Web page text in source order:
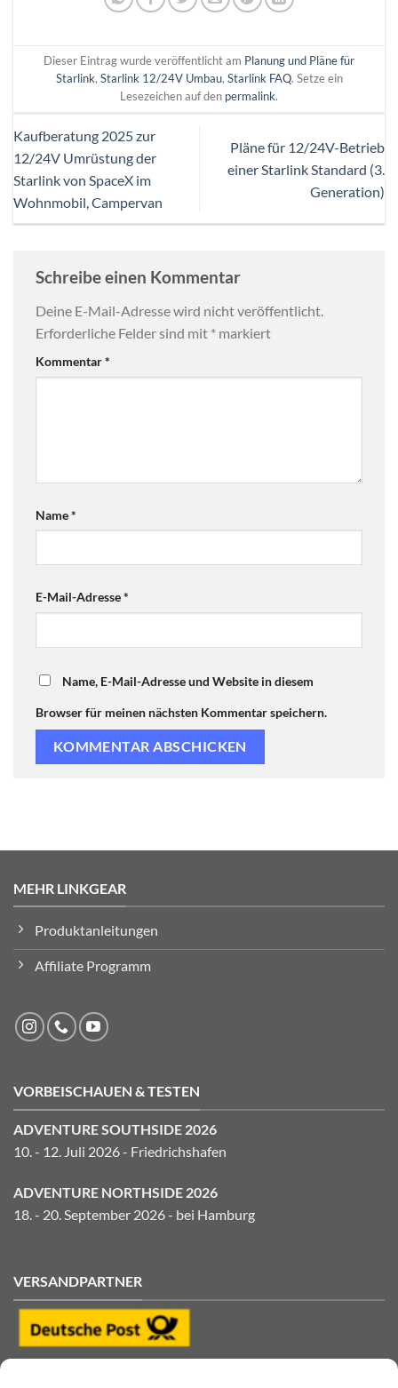
Dieser Eintrag wurde veröffentlicht am Planung und Pläne für
Starlink, Starlink 12/24V Umbau, Starlink FAQ. Setze ein
Lesezeichen auf den permalink.
Kaufberatung 2025 zur
12/24V Umrüstung der
Starlink von SpaceX im
Wohnmobil, Campervan
Pläne für 12/24V-Betrieb
einer Starlink Standard (3.
Generation)
Schreibe einen Kommentar
Deine E-Mail-Adresse wird nicht veröffentlicht.
Erforderliche Felder sind mit * markiert
Kommentar*
Name*
E-Mail-Adresse*
Name, E-Mail-Adresse und Website in diesem
Browser für meinen nächsten Kommentar speichern.
MEHR LINKGEAR
Produktanleitungen
Affiliate Programm
VORBEISCHAUEN & TESTEN
ADVENTURE SOUTHSIDE 2026
10. - 12. Juli 2026 - Friedrichshafen
ADVENTURE NORTHSIDE 2026
18. - 20. September 2026 - bei Hamburg
VERSANDPARTNER